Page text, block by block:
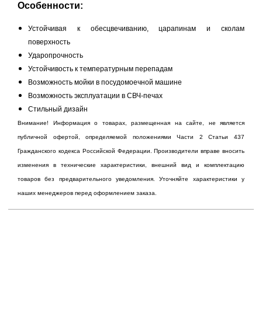
Особенности:
Устойчивая к обесцвечиванию, царапинам и сколам
поверхность
Ударопрочность
Устойчивость к температурным перепадам
Возможность мойки в посудомоечной машине
Возможность эксплуатации в СВЧ-печах
Стильный дизайн​​
Внимание! Информация о товарах, размещенная на сайте, не является
публичной офертой, определяемой положениями Части 2 Статьи 437
Гражданского кодекса Российской Федерации. Производители вправе вносить
изменения в технические характеристики, внешний вид и комплектацию
товаров без предварительного уведомления. Уточняйте характеристики у
наших менеджеров перед оформлением заказа.